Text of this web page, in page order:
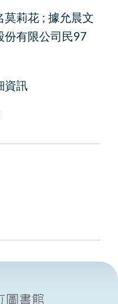
莫莉花 ; 據允晨文
份有限公司民97
資訊